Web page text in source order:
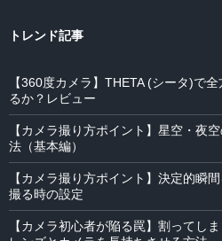
トレンド記事
【360度カメラ】THETA (シータ)で
るか？レビュー
【カメラ撮り方ポイント】星空・夜
法（基本編）
【カメラ撮り方ポイント】決定的瞬
撮る時の設定
【カメラ初心者が陥る罠】割ってし